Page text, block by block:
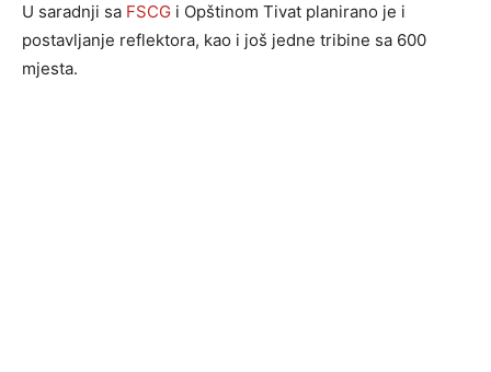
U saradnji sa FSCG i Opštinom Tivat planirano je i
postavljanje reflektora, kao i još jedne tribine sa 600
mjesta.